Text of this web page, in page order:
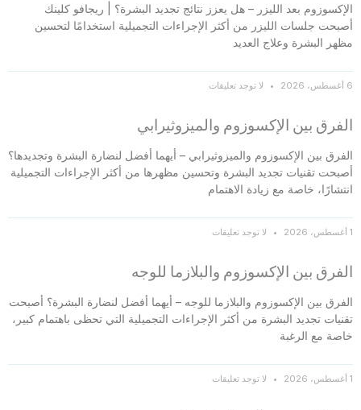
الإكسوزوم بعد الليزر – هل يعزز نتائج تجديد البشرة؟ | ريجافو كلينك
أصبحت جلسات الليزر من أكثر الإجراءات التجميلية استخدامًا لتحسين
مظهر البشرة وعلاج العديد
6 أغسطس، 2026 لا توجد تعليقات
الفرق بين الإكسوزوم والميزوثيرابي
الفرق بين الإكسوزوم والميزوثيرابي – أيهما أفضل لنضارة البشرة وتجديدها؟
أصبحت تقنيات تجديد البشرة وتحسين مظهرها من أكثر الإجراءات التجميلية
انتشارًا، خاصة مع زيادة الاهتمام
1 أغسطس، 2026 لا توجد تعليقات
الفرق بين الإكسوزوم والبلازما للوجه
الفرق بين الإكسوزوم والبلازما للوجه – أيهما أفضل لنضارة البشرة؟ أصبحت
تقنيات تجديد البشرة من أكثر الإجراءات التجميلية التي تحظى باهتمام كبير،
خاصة مع الرغبة
1 أغسطس، 2026 لا توجد تعليقات